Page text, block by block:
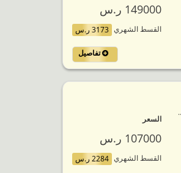
149000 ر.س
القسط الشهري 3173 ر.س
تفاصيل
السعر
107000 ر.س
القسط الشهري 2284 ر.س